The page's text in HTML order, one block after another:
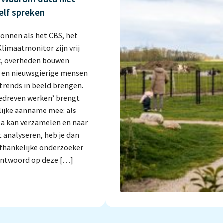
spreken
als het CBS, het
zijn vrij
overheden bouwen
nieuwsgierige mensen
in beeld brengen.
werken’ brengt
aanname mee: als
kan verzamelen en naar
heb je dan
onderzoeker
op deze […]